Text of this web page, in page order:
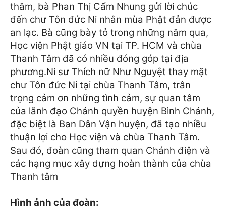
thăm, bà Phan Thị Cẩm Nhung gửi lời chúc
đến chư Tôn đức Ni nhân mùa Phật đản được
an lạc. Bà cũng bày tỏ trong những năm qua,
Học viện Phật giáo VN tại TP. HCM và chùa
Thanh Tâm đã có nhiều đóng góp tại địa
phương.Ni sư Thích nữ Như Nguyệt thay mặt
chư Tôn đức Ni tại chùa Thanh Tâm, trân
trọng cảm ơn những tình cảm, sự quan tâm
của lãnh đạo Chánh quyền huyện Bình Chánh,
đặc biệt là Ban Dân Vận huyện, đã tạo nhiều
thuận lợi cho Học viện và chùa Thanh Tâm.
Sau đó, đoàn cũng tham quan Chánh điện và
các hạng mục xây dựng hoàn thành của chùa
Thanh tâm
Hình ảnh của đoàn: